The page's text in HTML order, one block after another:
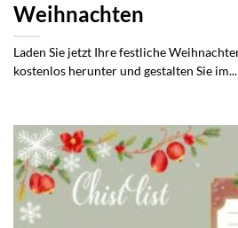
Weihnachten
Laden Sie jetzt Ihre festliche
kostenlos herunter und gestalten Sie im...